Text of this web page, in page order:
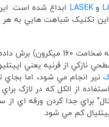
وLASEK ابداع شده است.
تکنيک شباهت هايي به
با استفاده از يک تيغ تيز و يا ليزر، فلپي (لايه اي) از
نازکي از قرنيه يعني
نير انجام مي شود، اما
از الکل که در لازک
براي جدا کردن ورقه اي
کم مي شود.